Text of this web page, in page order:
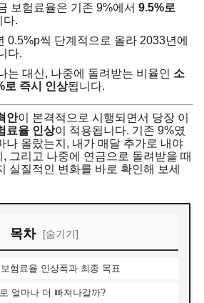
보험료율은 기존 9%에서 9.5%로
다.
0.5%p씩 단계적으로 올라 2033년에
다.
는 대신, 나중에 돌려받는 비율인 소
로 즉시 인상됩니다.
안이 본격적으로 시행되면서 당장 이
료율 인상이 적용됩니다. 기존 9%였
나 올랐는지, 내가 매달 추가로 내야
그리고 나중에 연금으로 돌려받을 때
실질적인 변화를 바로 확인해 보세
목차 [숨기기]
험료율 인상폭과 최종 목표
얼마나 더 빠져나갈까?